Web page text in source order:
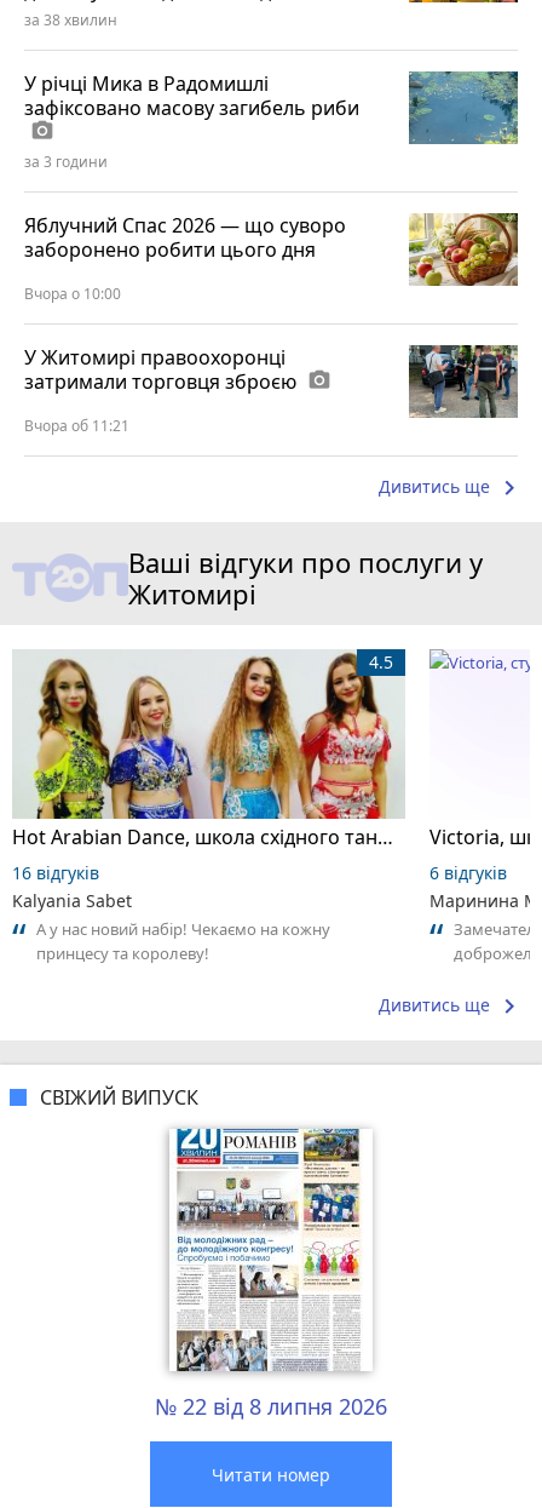
за 38 хвилин
У річці Мика в Радомишлі
зафіксовано масову загибель риби
photo_camera
за 3 години
Яблучний Спас 2026 — що суворо
заборонено робити цього дня
Вчора о 10:00
У Житомирі правоохоронці
затримали торговця зброєю photo_camera
Вчора об 11:21
Дивитись ще keyboard_arrow_right
Ваші відгуки про послуги у
Житомирі
Hot Arabian Dance, школа східного танцю
4.5
16 відгуків
Kalyania Sabet
А у нас новий набір! Чекаємо на кожну
принцесу та королеву!
6 відгуків
Маринина
Дивитись ще keyboard_arrow_right
СВІЖИЙ ВИПУСК
№ 22 від 8 липня 2026
Читати номер